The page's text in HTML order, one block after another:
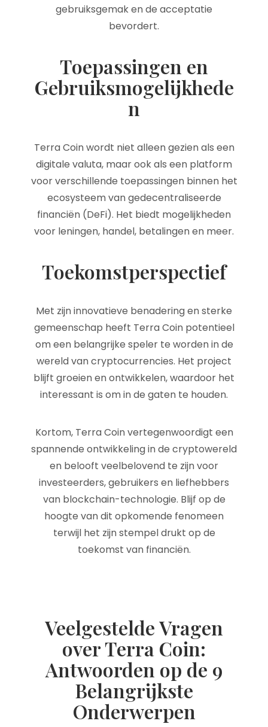
gebruiksgemak en de acceptatie
bevordert.
Toepassingen en
Gebruiksmogelijkhede
n
Terra Coin wordt niet alleen gezien als een
digitale valuta, maar ook als een platform
voor verschillende toepassingen binnen het
ecosysteem van gedecentraliseerde
financiën (DeFi). Het biedt mogelijkheden
voor leningen, handel, betalingen en meer.
Toekomstperspectief
Met zijn innovatieve benadering en sterke
gemeenschap heeft Terra Coin potentieel
om een belangrijke speler te worden in de
wereld van cryptocurrencies. Het project
blijft groeien en ontwikkelen, waardoor het
interessant is om in de gaten te houden.
Kortom, Terra Coin vertegenwoordigt een
spannende ontwikkeling in de cryptowereld
en belooft veelbelovend te zijn voor
investeerders, gebruikers en liefhebbers
van blockchain-technologie. Blijf op de
hoogte van dit opkomende fenomeen
terwijl het zijn stempel drukt op de
toekomst van financiën.
Veelgestelde Vragen
over Terra Coin:
Antwoorden op de 9
Belangrijkste
Onderwerpen